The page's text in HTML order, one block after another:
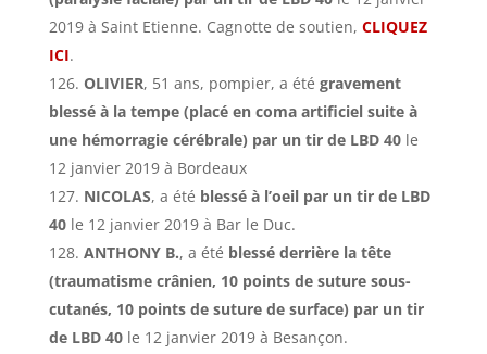
2019 à Saint Etienne. Cagnotte de soutien, CLIQUEZ
ICI.
OLIVIER, 51 ans, pompier, a été gravement
blessé à la tempe (placé en coma artificiel suite à
une hémorragie cérébrale) par un tir de LBD 40le
12 janvier 2019 à Bordeaux
NICOLAS, a été blessé à l’oeil par un tir de LBD
40le 12 janvier 2019 à Bar le Duc.
ANTHONY B., a été blessé derrière la tête
(traumatisme crânien, 10 points de suture sous-
cutanés, 10 points de suture de surface) par un tir
de LBD 40le 12 janvier 2019 à Besançon.